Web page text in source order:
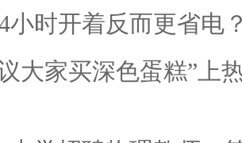
小时开着反而更省电
大家买深色蛋糕”上